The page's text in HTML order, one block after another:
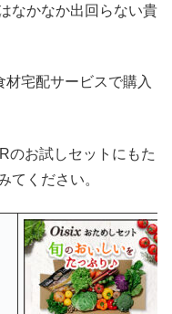
なかなか出回らない貴
宅配サービスで購入
のお試しセットにもた
てください。